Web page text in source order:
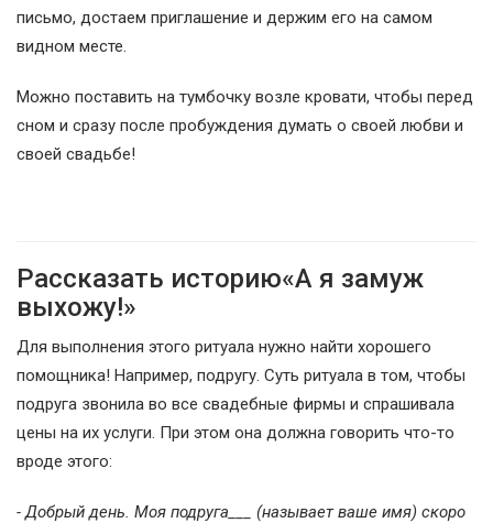
письмо, достаем приглашение и держим его на самом
видном месте.
Можно поставить на тумбочку возле кровати, чтобы перед
сном и сразу после пробуждения думать о своей любви и
своей свадьбе!
Рассказать историю«А я замуж
выхожу!»
Для выполнения этого ритуала нужно найти хорошего
помощника! Например, подругу. Суть ритуала в том, чтобы
подруга звонила во все свадебные фирмы и спрашивала
цены на их услуги. При этом она должна говорить что-то
вроде этого:
- Добрый день. Моя подруга___ (называет ваше имя) скоро